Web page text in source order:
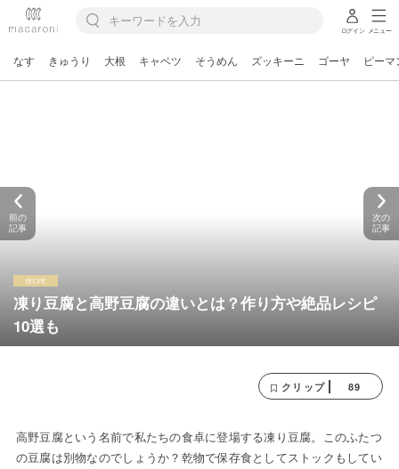
ログイン メニュー
なす きゅうり 大根 キャベツ そうめん ズッキーニ ゴーヤ ピーマ
凍り豆腐と高野豆腐の違いとは？作り方や絶品レシピ
10選も
前の
記事
次の
記事
クリップ 89
高野豆腐という名前で私たちの食卓に登場する凍り豆腐。このふたつ
の豆腐は別物なのでしょうか？乾物で保存食としてストックもしてい